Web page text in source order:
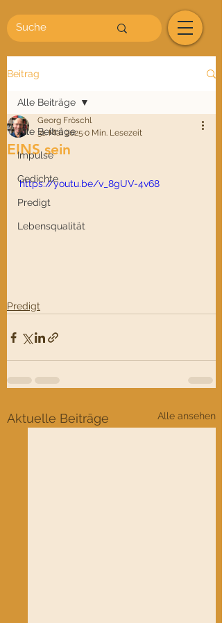
Beitrag
Alle Beiträge
Impulse
Gedichte
Predigt
Lebensqualität
Alle Beiträge
EINS sein
Georg Fröschl
31. Mai 2025 0 Min. Lesezeit
https://youtu.be/v_8gUV-4v68
Predigt
Aktuelle Beiträge Alle ansehen